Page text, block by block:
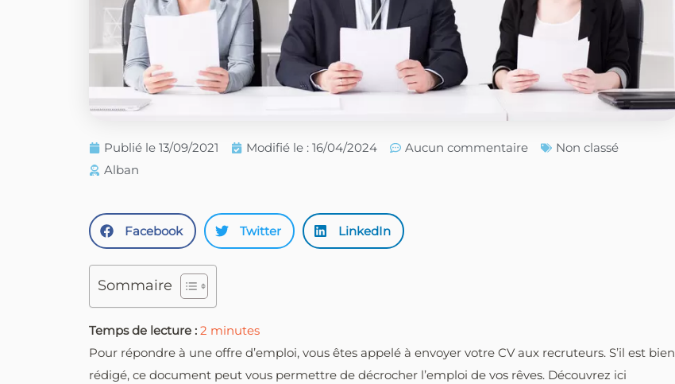
Publié le 13/09/2021 Modifié le : 16/04/2024 Aucun commentaire
Non classé
Alban
Facebook Twitter LinkedIn
Sommaire
Temps de lecture : 2 minutes
Pour répondre à une offre d’emploi, vous êtes appelé à envoyer votre CV aux recruteurs. S’il est bien
rédigé, ce document peut vous permettre de décrocher l’emploi de vos rêves. Découvrez ici